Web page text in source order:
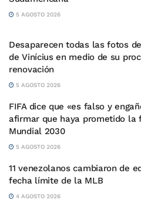
5 AGOSTO 2026
Desaparecen todas las fotos
de Vinícius en medio de su
renovación
5 AGOSTO 2026
FIFA dice que «es falso y
afirmar que haya prometido la
Mundial 2030
5 AGOSTO 2026
11 venezolanos cambiaron de
fecha límite de la MLB
4 AGOSTO 2026